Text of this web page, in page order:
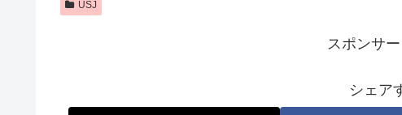
USJ
スポンサ
シェア